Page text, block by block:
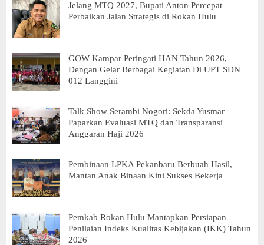
Jelang MTQ 2027, Bupati Anton Percepat
Perbaikan Jalan Strategis di Rokan Hulu
GOW Kampar Peringati HAN Tahun 2026,
Dengan Gelar Berbagai Kegiatan Di UPT SDN
012 Langgini
Talk Show Serambi Nogori: Sekda Yusmar
Paparkan Evaluasi MTQ dan Transparansi
Anggaran Haji 2026
Pembinaan LPKA Pekanbaru Berbuah Hasil,
Mantan Anak Binaan Kini Sukses Bekerja
Pemkab Rokan Hulu Mantapkan Persiapan
Penilaian Indeks Kualitas Kebijakan (IKK) Tahun
2026